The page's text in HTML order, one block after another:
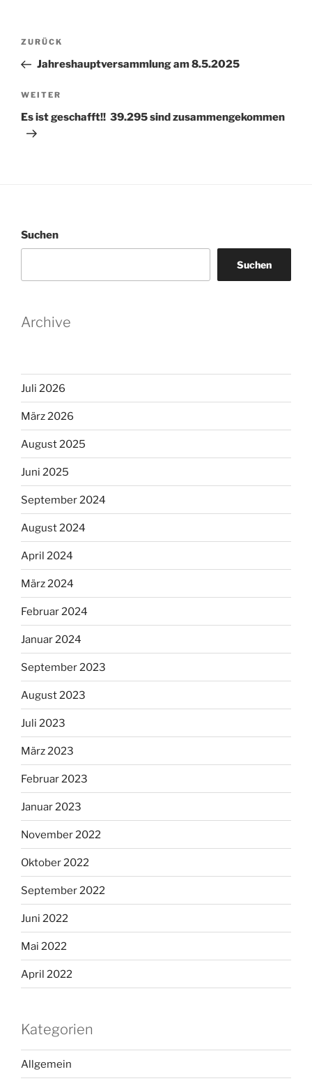
Beitragsnavigation
Vorheriger
Beitrag
ZURÜCK
Jahreshauptversammlung am 8.5.2025
Nächster
Beitrag
WEITER
Es ist geschafft!! 39.295 sind zusammengekommen
Suchen
Suchen
Archive
Juli 2026
März 2026
August 2025
Juni 2025
September 2024
August 2024
April 2024
März 2024
Februar 2024
Januar 2024
September 2023
August 2023
Juli 2023
März 2023
Februar 2023
Januar 2023
November 2022
Oktober 2022
September 2022
Juni 2022
Mai 2022
April 2022
Kategorien
Allgemein